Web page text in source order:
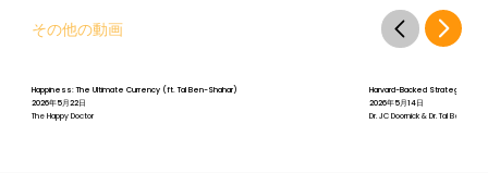
その他の動画
Happiness: The Ultimate Currency (ft. Tal Ben-Shahar)
2026年5月22日
The Happy Doctor
Harvard-Backed Strategies for
2026年5月14日
Dr. JC Doornick & Dr. Tal Ben-